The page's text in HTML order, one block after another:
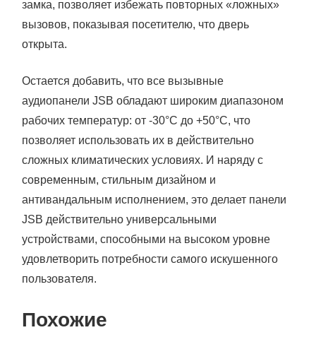
замка, позволяет избежать повторных «ложных»
вызовов, показывая посетителю, что дверь
открыта.
Остается добавить, что все вызывные
аудиопанели JSB обладают широким диапазоном
рабочих температур: от -30°C до +50°C, что
позволяет использовать их в действительно
сложных климатических условиях. И наряду с
современным, стильным дизайном и
антивандальным исполнением, это делает панели
JSB действительно универсальными
устройствами, способными на высоком уровне
удовлетворить потребности самого искушенного
пользователя.
Похожие